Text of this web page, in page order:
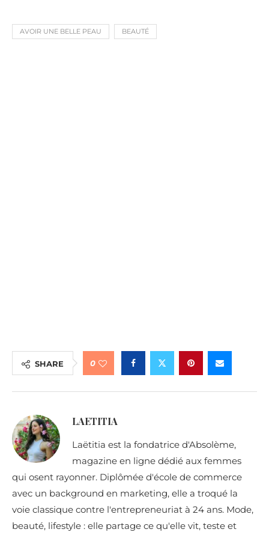
AVOIR UNE BELLE PEAU BEAUTÉ
SHARE 0
LAETITIA
Laëtitia est la fondatrice d'Absolème,
magazine en ligne dédié aux femmes
qui osent rayonner. Diplômée d'école de commerce
avec un background en marketing, elle a troqué la
voie classique contre l'entrepreneuriat à 24 ans. Mode,
beauté, lifestyle : elle partage ce qu'elle vit, teste et